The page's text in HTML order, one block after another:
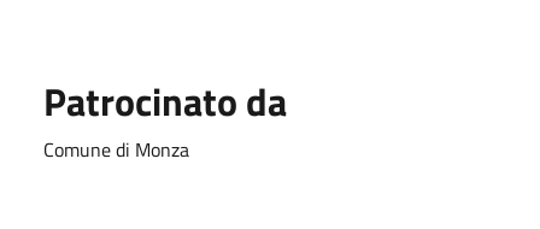
Patrocinato da
Comune di Monza